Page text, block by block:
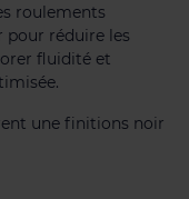
roulements
pour réduire les
fluidité et
une finitions noir